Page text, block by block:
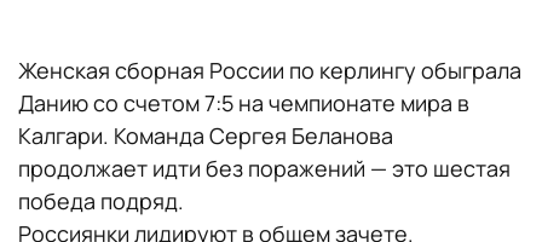
Женская сборная России по керлингу обыграла
Данию со счетом 7:5 на чемпионате мира в
Калгари. Команда Сергея Беланова
продолжает идти без поражений — это шестая
победа подряд.
Россиянки лидируют в общем зачете.